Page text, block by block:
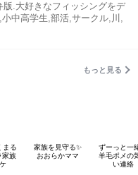
.大好きなフィッシングをデ
中高学生,部活,サークル,川,
もっと見る
まる
家族
家族を見守る✨
おおらかママ
ずーっと一
羊毛ポメの
い連絡